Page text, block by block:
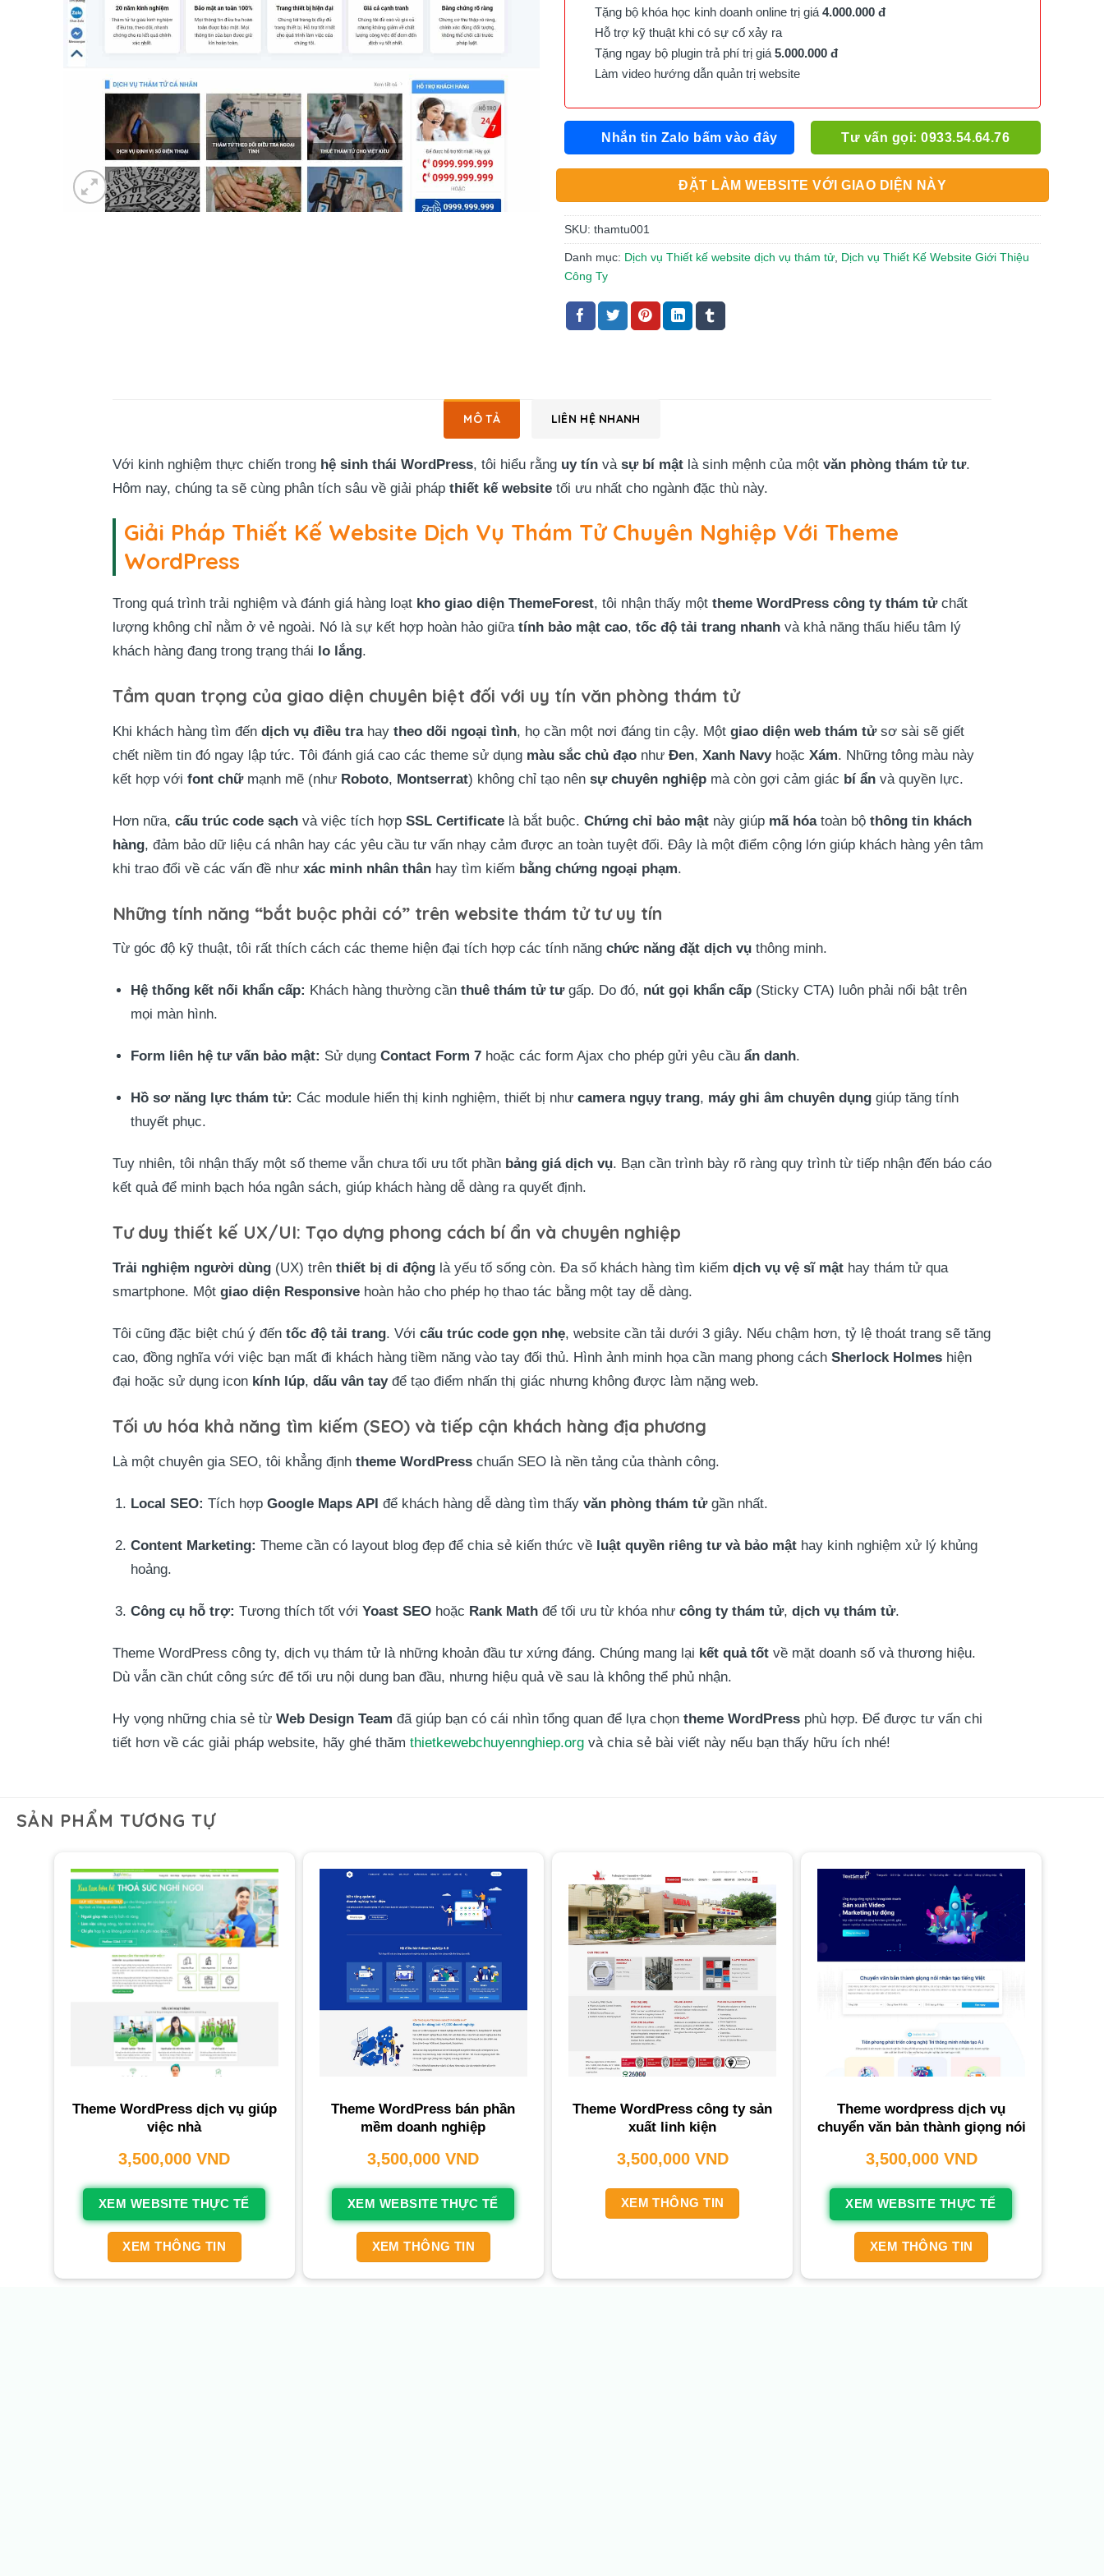
Tặng bộ khóa học kinh doanh online trị giá 4.000.000 đ
Hỗ trợ kỹ thuật khi có sự cố xảy ra
Tặng ngay bộ plugin trả phí trị giá 5.000.000 đ
Làm video hướng dẫn quản trị website
Nhắn tin Zalo bấm vào đây Tư vấn gọi: 0933.54.64.76
ĐẶT LÀM WEBSITE VỚI GIAO DIỆN NÀY
SKU: thamtu001
Danh mục: Dịch vụ Thiết kế website dịch vụ thám tử, Dịch vụ Thiết Kế Website Giới Thiệu
Công Ty
MÔ TẢ LIÊN HỆ NHANH
Với kinh nghiệm thực chiến trong hệ sinh thái WordPress, tôi hiểu rằng uy tín và sự bí mật là sinh mệnh của một văn phòng thám tử tư.
Hôm nay, chúng ta sẽ cùng phân tích sâu về giải pháp thiết kế website tối ưu nhất cho ngành đặc thù này.
Giải Pháp Thiết Kế Website Dịch Vụ Thám Tử Chuyên Nghiệp Với Theme
WordPress
Trong quá trình trải nghiệm và đánh giá hàng loạt kho giao diện ThemeForest, tôi nhận thấy một theme WordPress công ty thám tửchất
lượng không chỉ nằm ở vẻ ngoài. Nó là sự kết hợp hoàn hảo giữa tính bảo mật cao, tốc độ tải trang nhanh và khả năng thấu hiểu tâm lý
khách hàng đang trong trạng thái lo lắng.
Tầm quan trọng của giao diện chuyên biệt đối với uy tín văn phòng thám tử
Khi khách hàng tìm đến dịch vụ điều trahay theo dõi ngoại tình, họ cần một nơi đáng tin cậy. Một giao diện web thám tửsơ sài sẽ giết
chết niềm tin đó ngay lập tức. Tôi đánh giá cao các theme sử dụng màu sắc chủ đạo như Đen, Xanh Navyhoặc Xám. Những tông màu này
kết hợp với font chữmạnh mẽ (như Roboto, Montserrat) không chỉ tạo nên sự chuyên nghiệp mà còn gợi cảm giác bí ẩn và quyền lực.
Hơn nữa, cấu trúc code sạch và việc tích hợp SSL Certificate là bắt buộc. Chứng chỉ bảo mật này giúp mã hóatoàn bộ thông tin khách
hàng, đảm bảo dữ liệu cá nhân hay các yêu cầu tư vấn nhạy cảm được an toàn tuyệt đối. Đây là một điểm cộng lớn giúp khách hàng yên tâm
khi trao đổi về các vấn đề như xác minh nhân thân hay tìm kiếm bằng chứng ngoại phạm.
Những tính năng “bắt buộc phải có” trên website thám tử tư uy tín
Từ góc độ kỹ thuật, tôi rất thích cách các theme hiện đại tích hợp các tính năng chức năng đặt dịch vụ thông minh.
Hệ thống kết nối khẩn cấp: Khách hàng thường cầnthuê thám tử tưgấp. Do đó, nút gọi khẩn cấp (Sticky CTA) luôn phải nổi bật trên
mọi màn hình.
Form liên hệ tư vấn bảo mật: Sử dụngContact Form 7 hoặc các form Ajax cho phép gửi yêu cầuẩn danh.
Hồ sơ năng lực thám tử: Các module hiển thị kinh nghiệm, thiết bị nhưcamera ngụy trang, máy ghi âm chuyên dụng giúp tăng tính
thuyết phục.
Tuy nhiên, tôi nhận thấy một số theme vẫn chưa tối ưu tốt phần bảng giá dịch vụ. Bạn cần trình bày rõ ràng quy trình từ tiếp nhận đến báo cáo
kết quả để minh bạch hóa ngân sách, giúp khách hàng dễ dàng ra quyết định.
Tư duy thiết kế UX/UI: Tạo dựng phong cách bí ẩn và chuyên nghiệp
Trải nghiệm người dùng (UX) trên thiết bị di động là yếu tố sống còn. Đa số khách hàng tìm kiếm dịch vụ vệ sĩ mật hay thám tử qua
smartphone. Một giao diện Responsive hoàn hảo cho phép họ thao tác bằng một tay dễ dàng.
Tôi cũng đặc biệt chú ý đến tốc độ tải trang. Với cấu trúc code gọn nhẹ, website cần tải dưới 3 giây. Nếu chậm hơn, tỷ lệ thoát trang sẽ tăng
cao, đồng nghĩa với việc bạn mất đi khách hàng tiềm năng vào tay đối thủ. Hình ảnh minh họa cần mang phong cách Sherlock Holmes hiện
đại hoặc sử dụng icon kính lúp, dấu vân tayđể tạo điểm nhấn thị giác nhưng không được làm nặng web.
Tối ưu hóa khả năng tìm kiếm (SEO) và tiếp cận khách hàng địa phương
Là một chuyên gia SEO, tôi khẳng định theme WordPress chuẩn SEO là nền tảng của thành công.
Local SEO: Tích hợpGoogle Maps API để khách hàng dễ dàng tìm thấyvăn phòng thám tửgần nhất.
Content Marketing: Theme cần có layout blog đẹp để chia sẻ kiến thức về luật quyền riêng tư và bảo mật hay kinh nghiệm xử lý khủng
hoảng.
Công cụ hỗ trợ: Tương thích tốt vớiYoast SEO hoặc Rank Math để tối ưu từ khóa nhưcông ty thám tử,dịch vụ thám tử.
Theme WordPress công ty, dịch vụ thám tử là những khoản đầu tư xứng đáng. Chúng mang lại kết quả tốt về mặt doanh số và thương hiệu.
Dù vẫn cần chút công sức để tối ưu nội dung ban đầu, nhưng hiệu quả về sau là không thể phủ nhận.
Hy vọng những chia sẻ từ Web Design Team đã giúp bạn có cái nhìn tổng quan để lựa chọn theme WordPress phù hợp. Để được tư vấn chi
tiết hơn về các giải pháp website, hãy ghé thăm thietkewebchuyennghiep.org và chia sẻ bài viết này nếu bạn thấy hữu ích nhé!
SẢN PHẨM TƯƠNG TỰ
Theme WordPress dịch vụ giúp
việc nhà
3,500,000VND
XEM WEBSITE THỰC TẾ
XEM THÔNG TIN
Theme WordPress bán phần
mềm doanh nghiệp
3,500,000VND
XEM WEBSITE THỰC TẾ
XEM THÔNG TIN
Theme WordPress công ty sản
xuất linh kiện
3,500,000 VND
XEM THÔNG TIN
Theme wordpress dịch vụ
chuyển văn bản thành giọng nói
3,500,000 VND
XEM WEBSITE THỰC TẾ
XEM THÔNG TIN